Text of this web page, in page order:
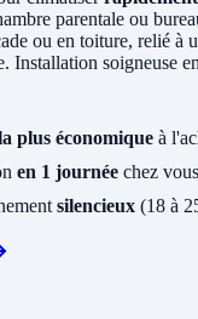
parentale ou
ou en toiture, relié à
Installation soigneuse en
plus économique à
en 1 journée chez
silencieux (18 à